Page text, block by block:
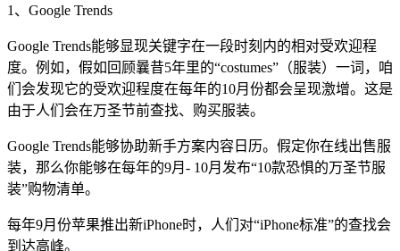
1、Google Trends
Google Trends能够显现关键字在一段时刻内的相对受欢迎程
度。例如，假如回顾曩昔5年里的“costumes”（服装）一词，咱
们会发现它的受欢迎程度在每年的10月份都会呈现激增。这是
由于人们会在万圣节前查找、购买服装。
Google Trends能够协助新手方案内容日历。假定你在线出售服
装，那么你能够在每年的9月- 10月发布“10款恐惧的万圣节服
装”购物清单。
每年9月份苹果推出新iPhone时，人们对“iPhone标准”的查找会
到达高峰。